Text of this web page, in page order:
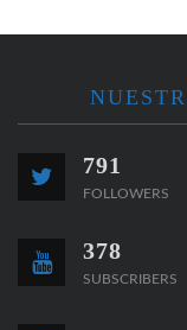
791
FOLLOWERS
378
SUBSCRIBERS